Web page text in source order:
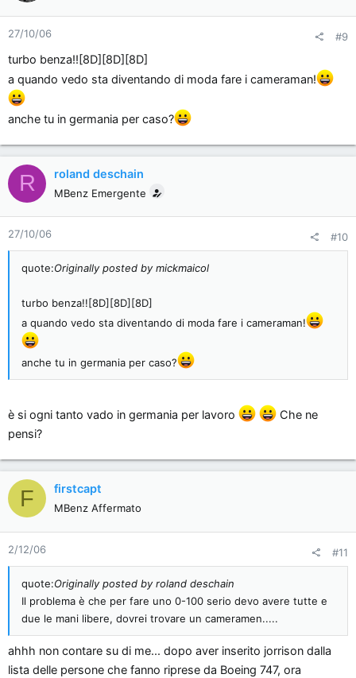
27/10/06 #9
turbo benza!![8D][8D][8D]
a quando vedo sta diventando di moda fare i cameraman!
anche tu in germania per caso?
R roland deschain
MBenz Emergente
27/10/06 #10
quote:Originally posted by mickmaicol
turbo benza!![8D][8D][8D]
a quando vedo sta diventando di moda fare i cameraman!
anche tu in germania per caso?
è si ogni tanto vado in germania per lavoro
Che ne
pensi?
F firstcapt
MBenz Affermato
2/12/06 #11
quote:Originally posted by roland deschain
Il problema è che per fare uno 0-100 serio devo avere tutte e
due le mani libere, dovrei trovare un cameramen.....
ahhh non contare su di me... dopo aver inserito jorrison dalla
lista delle persone che fanno riprese da Boeing 747, ora